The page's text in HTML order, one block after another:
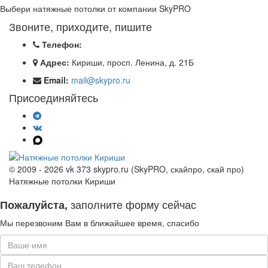
Выбери натяжные потолки от компании SkyPRO
Звоните, приходите, пишите
Телефон:
Адрес: Кириши, просп. Ленина, д. 21Б
Email: mail@skypro.ru
Присоединяйтесь
© 2009 - 2026 vk 373 skypro.ru (SkyPRO, скайпро, скай про)
Натяжные потолки Кириши
Пожалуйста, заполните форму сейчас
Мы перезвоним Вам в ближайшее время, спасибо